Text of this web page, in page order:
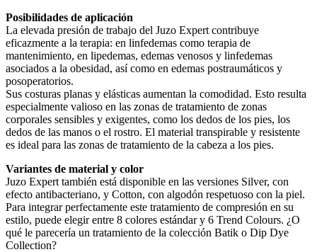
Posibilidades de aplicación
La elevada presión de trabajo del Juzo Expert contribuye
eficazmente a la terapia: en linfedemas como terapia de
mantenimiento, en lipedemas, edemas venosos y linfedemas
asociados a la obesidad, así como en edemas postraumáticos y
posoperatorios.
Sus costuras planas y elásticas aumentan la comodidad. Esto resulta
especialmente valioso en las zonas de tratamiento de zonas
corporales sensibles y exigentes, como los dedos de los pies, los
dedos de las manos o el rostro. El material transpirable y resistente
es ideal para las zonas de tratamiento de la cabeza a los pies.
Variantes de material y color
Juzo Expert también está disponible en las versiones Silver, con
efecto antibacteriano, y Cotton, con algodón respetuoso con la piel.
Para integrar perfectamente este tratamiento de compresión en su
estilo, puede elegir entre 8 colores estándar y 6 Trend Colours. ¿O
qué le parecería un tratamiento de la colección Batik o Dip Dye
Collection?